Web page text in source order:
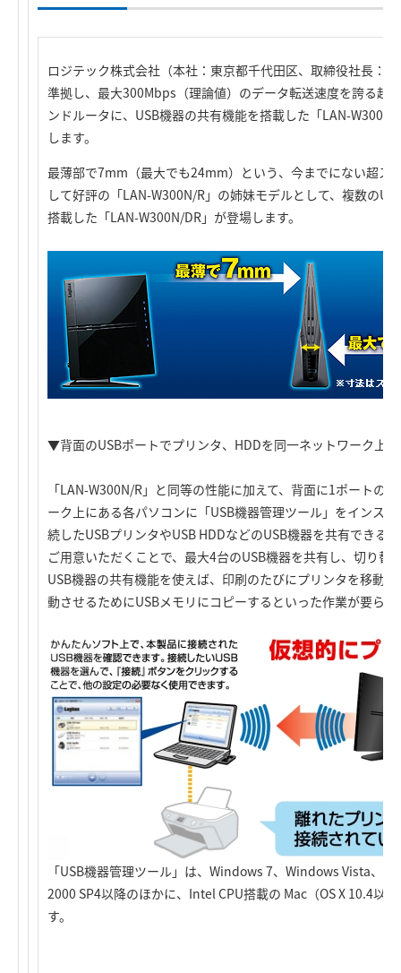
ロジテック株式会社（本社：東京都千代田区、取締役社長：
準拠し、最大300Mbps（理論値）のデータ転送速度を誇る超
ンドルータに、USB機器の共有機能を搭載した「LAN-
します。
最薄部で7mm（最大でも24mm）という、今までにない超ス
して好評の「LAN-W300N/R」の姉妹モデルとして、複数の
搭載した「LAN-W300N/DR」が登場します。
▼背面のUSBポートでプリンタ、HDDを同一ネットワーク上
「LAN-W300N/R」と同等の性能に加えて、背面に1ポートの
ーク上にある各パソコンに「USB機器管理ツール」をインス
続したUSBプリンタやUSB HDDなどのUSB機器を共有できる
ご用意いただくことで、最大4台のUSB機器を共有し、切り替
USB機器の共有機能を使えば、印刷のたびにプリンタを移動
動させるためにUSBメモリにコピーするといった作業が要ら
「USB機器管理ツール」は、Windows 7、Windows Vista、
2000 SP4以降のほかに、Intel CPU搭載の Mac（OS X 10.4以
す。